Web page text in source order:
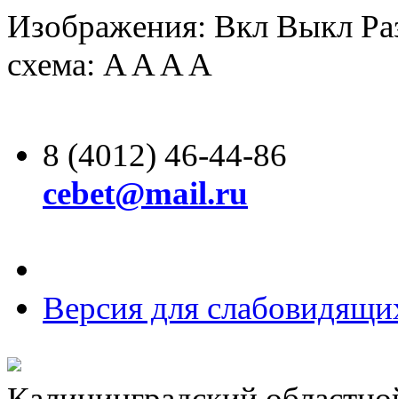
Изображения: Вкл Выкл
схема: AAAA
8 (4012) 46-44-86
cebet@mail.ru
Версия для